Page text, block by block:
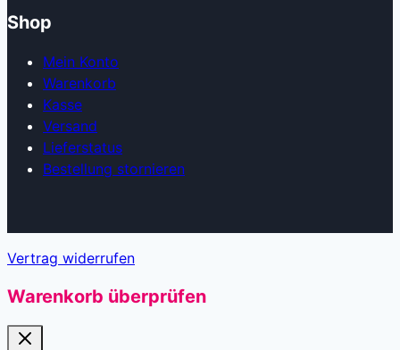
Shop
Mein Konto
Warenkorb
Kasse
Versand
Lieferstatus
Bestellung stornieren
Vertrag widerrufen
Warenkorb überprüfen